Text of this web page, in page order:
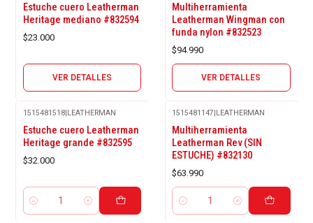
Estuche cuero Leatherman
Heritage mediano #832594
$23.000
VER DETALLES
Multiherramienta
Leatherman Wingman con
funda nylon #832523
$94.990
VER DETALLES
1515481518|LEATHERMAN
Estuche cuero Leatherman
Heritage grande #832595
$32.000
Cantidad
1515481147|LEATHERMAN
Multiherramienta
Leatherman Rev (SIN
ESTUCHE) #832130
$63.990
Cantidad